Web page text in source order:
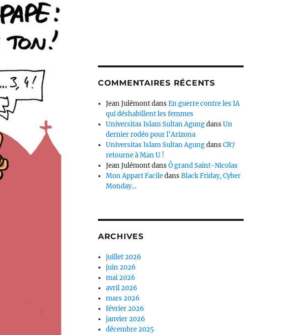
COMMENTAIRES RÉCENTS
Jean JulémontdansEn guerre contre les IA
qui déshabillent les femmes
Universitas Islam Sultan AgungdansUn
dernier rodéo pour l’Arizona
Universitas Islam Sultan AgungdansCR7
retourne à Man U !
Jean JulémontdansÔ grand Saint-Nicolas
Mon Appart FaciledansBlack Friday, Cyber
Monday…
ARCHIVES
juillet 2026
juin 2026
mai 2026
avril 2026
mars 2026
février 2026
janvier 2026
décembre 2025